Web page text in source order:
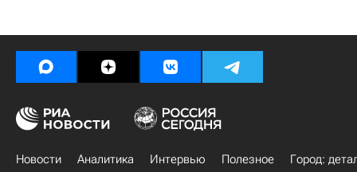
Новости Аналитика Интервью Полезное
Город: